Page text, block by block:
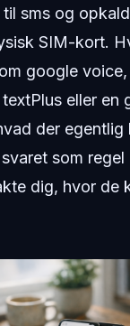
sms og
SIM-kort.
google
eller en
der egentlig
som
dig, hvor de